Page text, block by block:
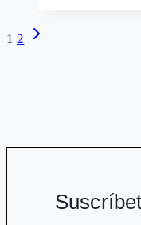
Navegación
1 2
Siguiente